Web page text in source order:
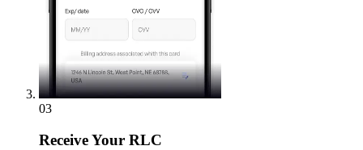
03
ReceiveYour RLC